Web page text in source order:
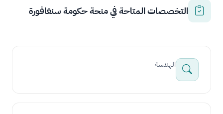
التخصصات المتاحة في منحة حكومة سنغافورة
الهندسة